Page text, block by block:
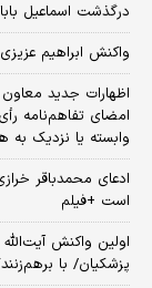
درگذشت اسماعیل
واکنش ابراهیم
امضای تفاهم‌نامه
وابسته یا نزدیک
ادعای محمدباقر
است +فیلم
اولین واکنش
پزشکیان/ با